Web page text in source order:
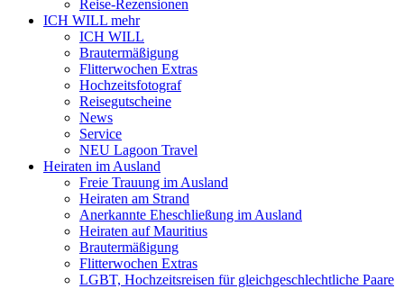
Reise-Rezensionen
ICH WILL mehr
ICH WILL
Brautermäßigung
Flitterwochen Extras
Hochzeitsfotograf
Reisegutscheine
News
Service
NEU Lagoon Travel
Heiraten im Ausland
Freie Trauung im Ausland
Heiraten am Strand
Anerkannte Eheschließung im Ausland
Heiraten auf Mauritius
Brautermäßigung
Flitterwochen Extras
LGBT, Hochzeitsreisen für gleichgeschlechtliche Paare